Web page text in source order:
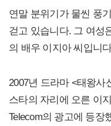
연말 분위기가 물씬 풍
걷고 있습니다. 그 여성
의 배우 이지아 씨입니
2007년 드라마 <태왕사
스타의 자리에 오른 이
Telecom의 광고에 등장